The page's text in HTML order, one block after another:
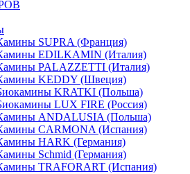
SUPRA (Франция)
EDILKAMIN (Италия)
PALAZZETTI (Италия)
KEDDY (Швеция)
KRATKI (Польша)
LUX FIRE (Россия)
ANDALUSIA (Польша)
CARMONA (Испания)
HARK (Германия)
Schmid (Германия)
TRAFORART (Испания)